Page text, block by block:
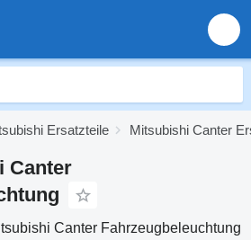
Ersatzteile Mitsubishi Canter
Canter
Canter Fahrzeugbeleuchtung